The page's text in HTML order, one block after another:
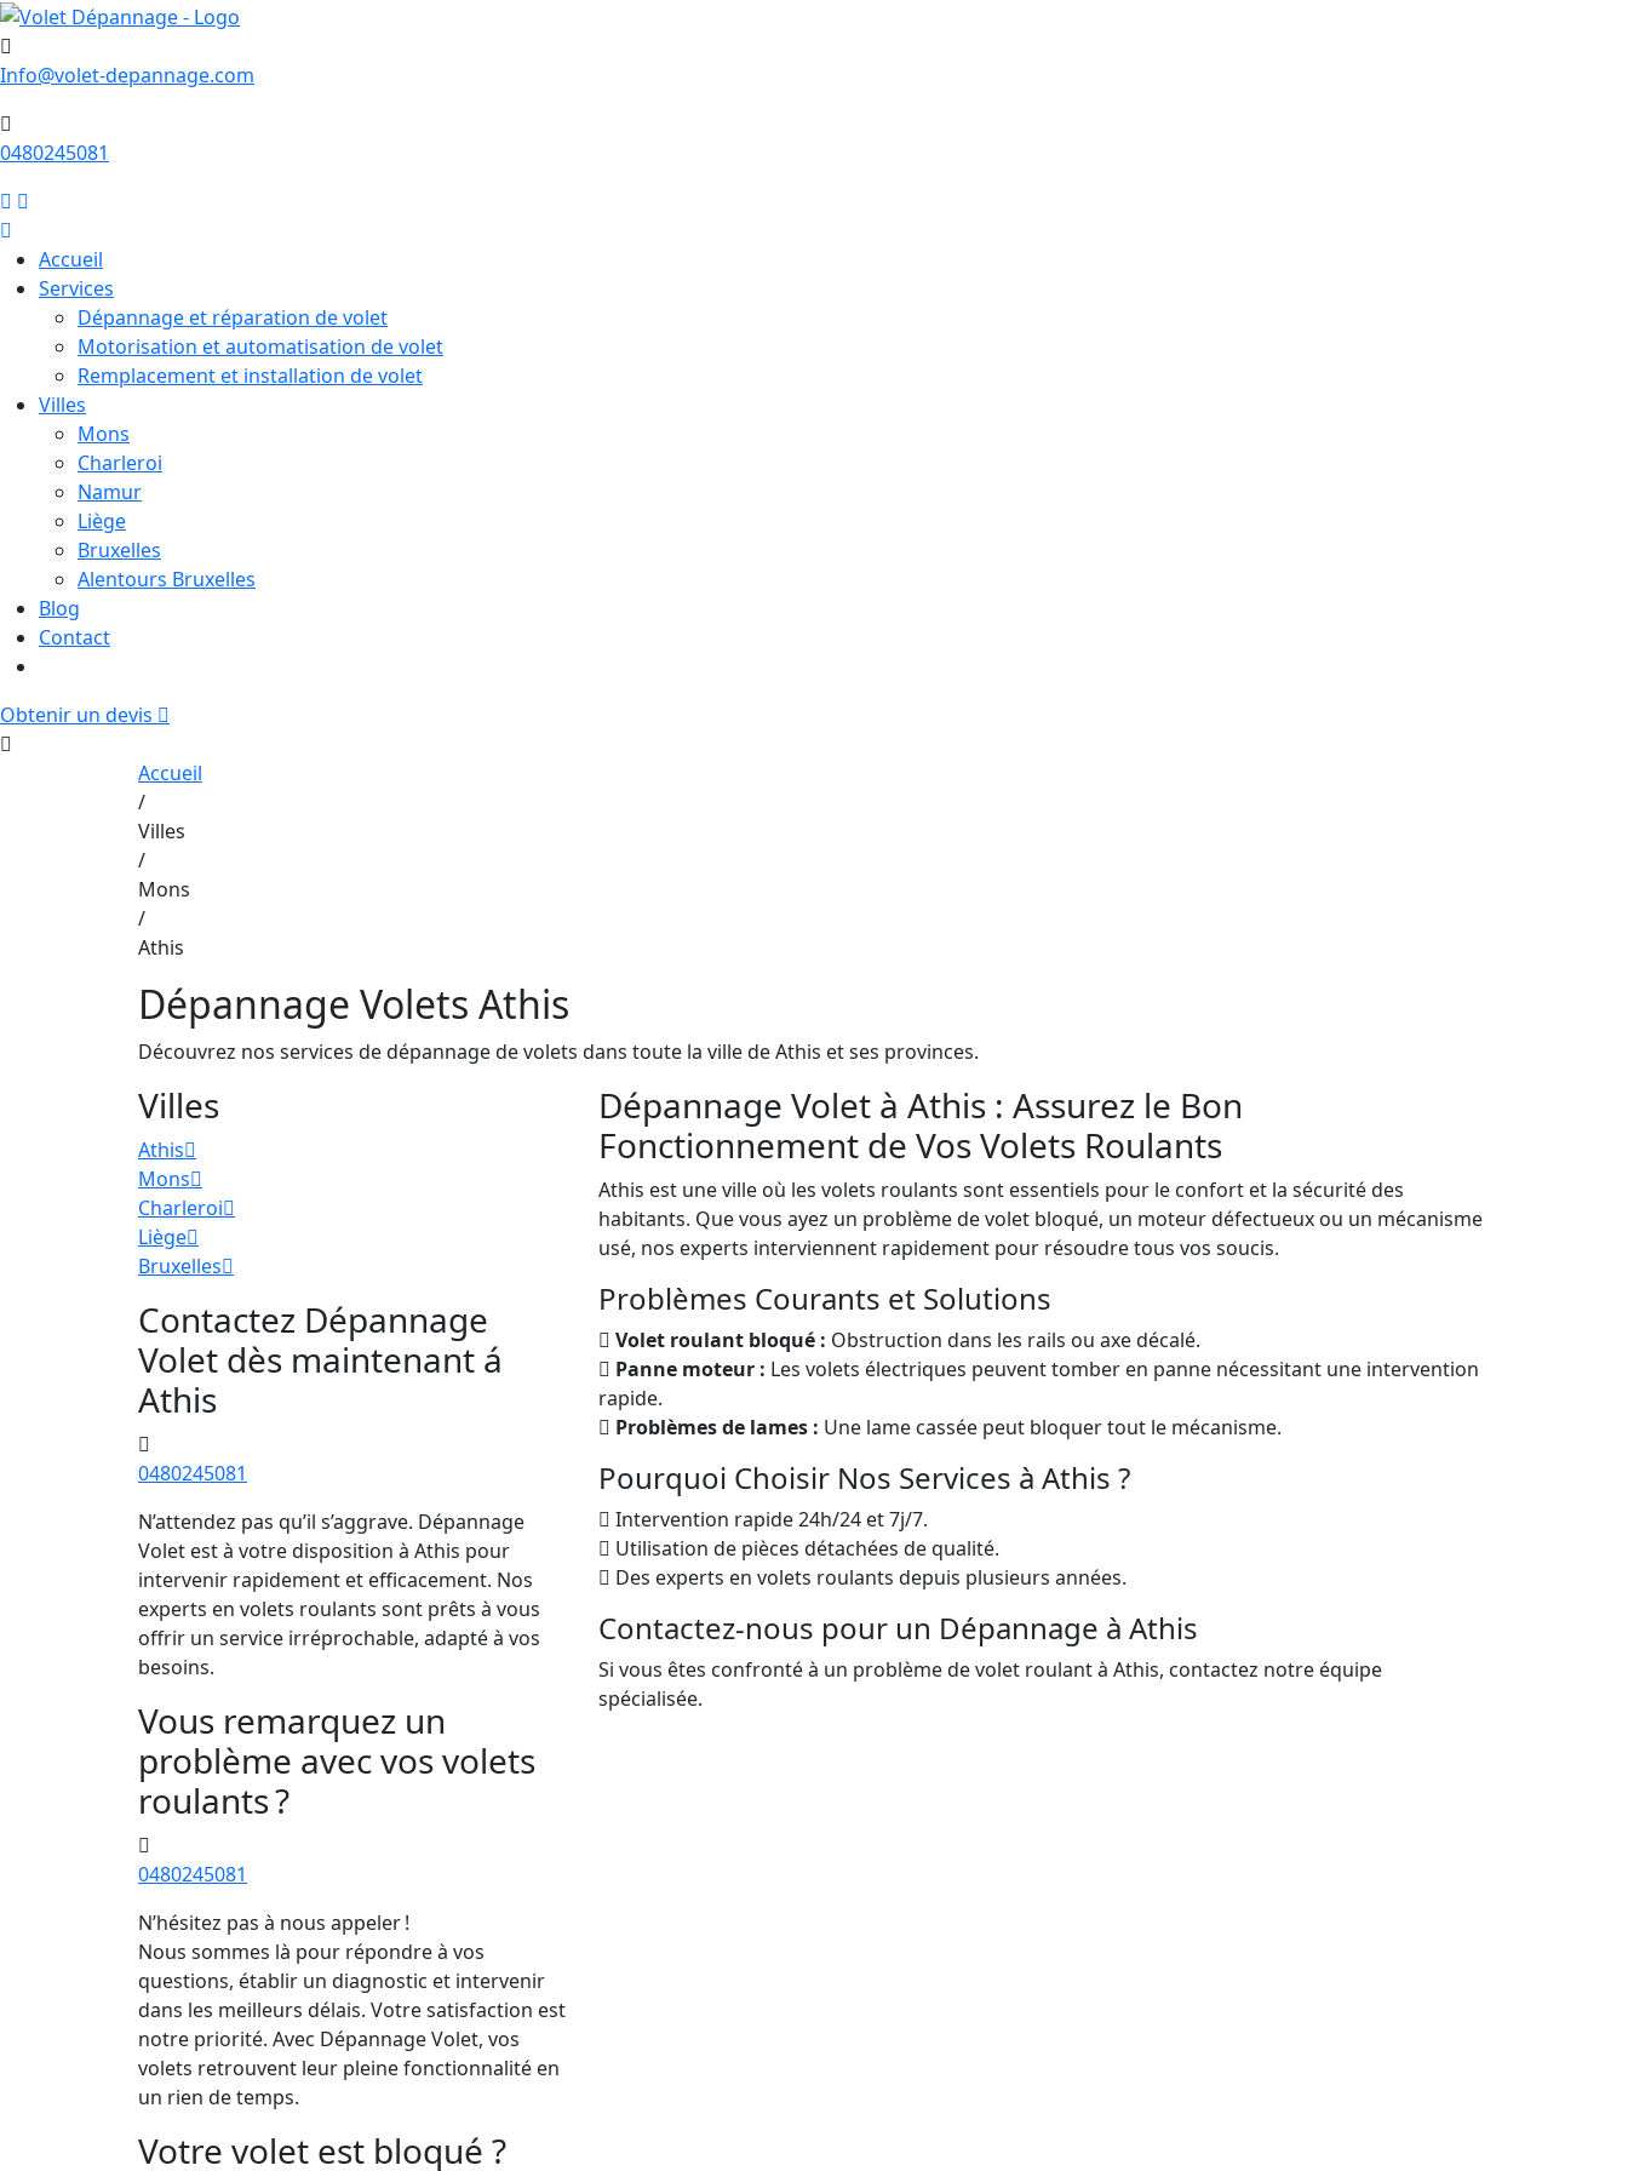
Info@volet-depannage.com
0480245081
Accueil
Services
Dépannage et réparation de volet
Motorisation et automatisation de volet
Remplacement et installation de volet
Villes
Mons
Charleroi
Namur
Liège
Bruxelles
Alentours Bruxelles
Blog
Contact
Obtenir un devis
Accueil
/
Villes
/
Mons
/
Athis
Dépannage Volets Athis
Découvrez nos services de dépannage de volets dans toute la ville de Athis et ses provinces.
Villes
Athis
Mons
Charleroi
Liège
Bruxelles
Contactez Dépannage
Volet dès maintenant á
Athis
0480245081
N’attendez pas qu’il s’aggrave. Dépannage
Volet est à votre disposition à Athis pour
intervenir rapidement et efficacement. Nos
experts en volets roulants sont prêts à vous
offrir un service irréprochable, adapté à vos
besoins.
Vous remarquez un
problème avec vos volets
roulants ?
0480245081
N’hésitez pas à nous appeler !
Nous sommes là pour répondre à vos
questions, établir un diagnostic et intervenir
dans les meilleurs délais. Votre satisfaction est
notre priorité. Avec Dépannage Volet, vos
volets retrouvent leur pleine fonctionnalité en
un rien de temps.
Votre volet est bloqué ?
Dépannage Volet à Athis : Assurez le Bon
Fonctionnement de Vos Volets Roulants
Athis est une ville où les volets roulants sont essentiels pour le confort et la sécurité des
habitants. Que vous ayez un problème de volet bloqué, un moteur défectueux ou un mécanisme
usé, nos experts interviennent rapidement pour résoudre tous vos soucis.
Problèmes Courants et Solutions
Volet roulant bloqué : Obstruction dans les rails ou axe décalé.
Panne moteur : Les volets électriques peuvent tomber en panne nécessitant une intervention
rapide.
Problèmes de lames : Une lame cassée peut bloquer tout le mécanisme.
Pourquoi Choisir Nos Services à Athis ?
Intervention rapide 24h/24 et 7j/7.
Utilisation de pièces détachées de qualité.
Des experts en volets roulants depuis plusieurs années.
Contactez-nous pour un Dépannage à Athis
Si vous êtes confronté à un problème de volet roulant à Athis, contactez notre équipe
spécialisée.